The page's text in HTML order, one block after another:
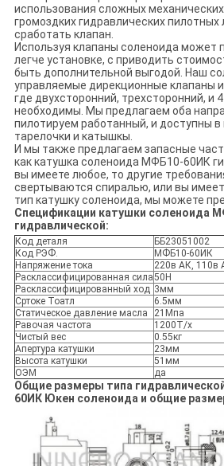
использования сложных
громоздких гидравлических пилотных
сработать клапан.
Используя клапаны соленоида может
легче установке, с приводить
быть дополнительной выгодой. Наш
управляемые дирекционные клапаны
где двухсторонний, трехсторонний, и
необходимы. Мы предлагаем оба
пилотируем работанный, и доступны в
тарелочки и катышкы.
И мы также предлагаем запасные
как катушка соленоида МФБ10-60ИК
вы имеете любое, то другие
свертываются спиралью, или вы
тип катушку соленоида, мы можете
Спецификации катушки соленоида
гидравлической:
Код деталя
ББ23051002
Код РЭФ.
МФБ10-60ИК
Напряжение тока
220в АК, 110в
Расклассифицированная сила50Н
Расклассифицированный ход 3мм
Сртоке Тоатл
6.5мм
Статическое давление масла
21Мпа
Равочая частота
1200Т/х
Чистый вес
0.55кг
Апертура катушки
23мм
Высота катушки
51мм
ОЭМ
да
Общие размеры типа
60ИК Юкен соленоида и общие